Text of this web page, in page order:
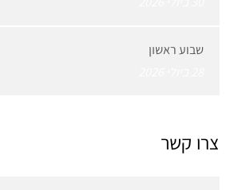
שבוע ראשון
צרו קשר